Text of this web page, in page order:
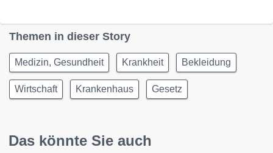
Themen in dieser Story
Medizin, Gesundheit Krankheit Bekleidung
Wirtschaft Krankenhaus Gesetz
Das könnte Sie auch